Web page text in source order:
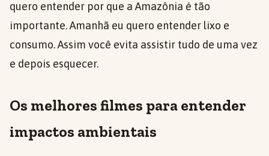
quero entender por que a Amazônia é tão
importante. Amanhã eu quero entender lixo e
consumo. Assim você evita assistir tudo de uma vez
e depois esquecer.
Os melhores filmes para entender
impactos ambientais